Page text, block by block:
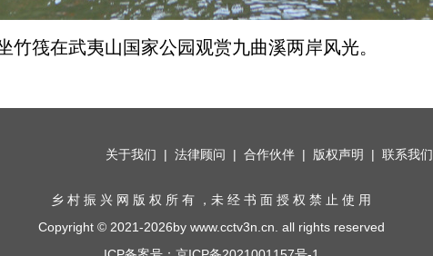
竹筏在武夷山国家公园观赏九曲溪两岸风光。
关于我们 | 法律顾问 | 合作伙伴 | 版权声明 | 联系我们
乡 村 振 兴 网 版 权 所 有 ，未 经 书 面 授 权 禁 止 使 用
Copyright © 2021-2026by www.cctv3n.cn. all rights reserved